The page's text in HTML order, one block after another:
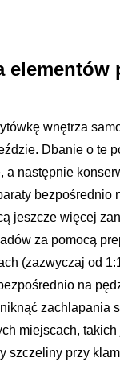
wnętrza
Dbanie o te
a następnie
jeszcze więcej
za pomocą
(zazwyczaj od
na
zachlapania
miejscach,
przy